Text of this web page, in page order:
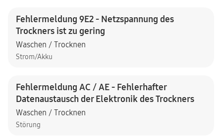
Fehlermeldung 9E2 - Netzspannung des
Trockners ist zu gering
Waschen / Trocknen
Strom/Akku
Fehlermeldung AC / AE - Fehlerhafter
Datenaustausch der Elektronik des Trockners
Waschen / Trocknen
Störung